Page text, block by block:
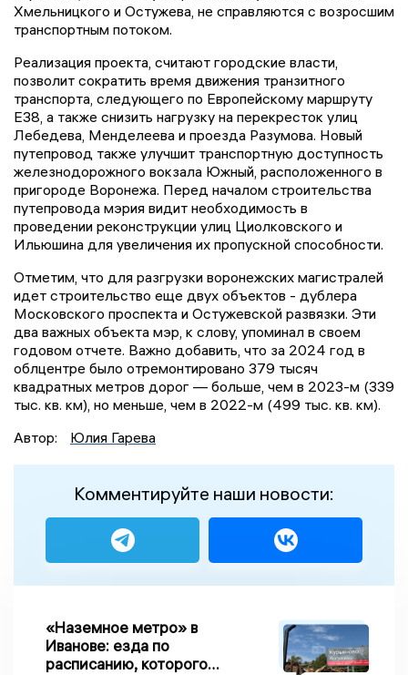
Хмельницкого и Остужева, не справляются с возросшим
транспортным потоком.
Реализация проекта, считают городские власти,
позволит сократить время движения транзитного
транспорта, следующего по Европейскому маршруту
Е38, а также снизить нагрузку на перекресток улиц
Лебедева, Менделеева и проезда Разумова. Новый
путепровод также улучшит транспортную доступность
железнодорожного вокзала Южный, расположенного в
пригороде Воронежа. Перед началом строительства
путепровода мэрия видит необходимость в
проведении реконструкции улиц Циолковского и
Ильюшина для увеличения их пропускной способности.
Отметим, что для разгрузки воронежских магистралей
идет строительство еще двух объектов - дублера
Московского проспекта и Остужевской развязки. Эти
два важных объекта мэр, к слову, упоминал в своем
годовом отчете. Важно добавить, что за 2024 год в
облцентре было отремонтировано 379 тысяч
квадратных метров дорог — больше, чем в 2023-м (339
тыс. кв. км), но меньше, чем в 2022-м (499 тыс. кв. км).
Автор:
Юлия Гарева
Комментируйте наши новости:
«Наземное метро» в
Иванове: езда по
расписанию, которого